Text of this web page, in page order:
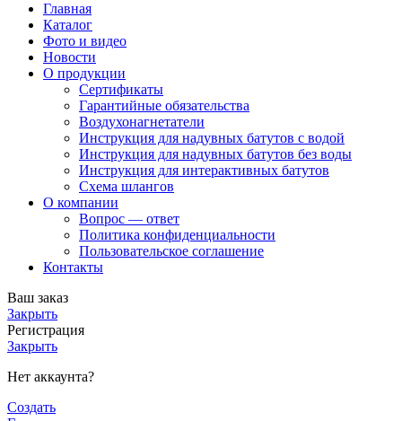
Главная
Каталог
Фото и видео
Новости
О продукции
Сертификаты
Гарантийные обязательства
Воздухонагнетатели
Инструкция для надувных батутов с водой
Инструкция для надувных батутов без воды
Инструкция для интерактивных батутов
Схема шлангов
О компании
Вопрос — ответ
Политика конфиденциальности
Пользовательское соглашение
Контакты
Ваш заказ
Закрыть
Регистрация
Закрыть
Нет аккаунта?
Создать